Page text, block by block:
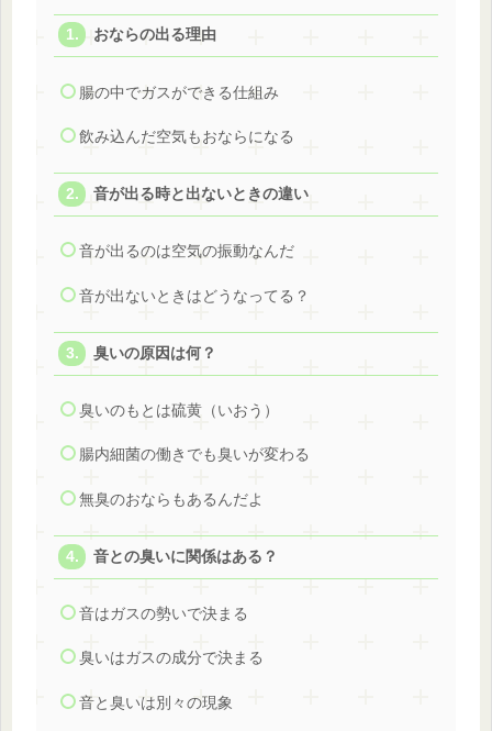
おならの出る理由
腸の中でガスができる仕組み
飲み込んだ空気もおならになる
音が出る時と出ないときの違い
音が出るのは空気の振動なんだ
音が出ないときはどうなってる？
臭いの原因は何？
臭いのもとは硫黄（いおう）
腸内細菌の働きでも臭いが変わる
無臭のおならもあるんだよ
音との臭いに関係はある？
音はガスの勢いで決まる
臭いはガスの成分で決まる
音と臭いは別々の現象